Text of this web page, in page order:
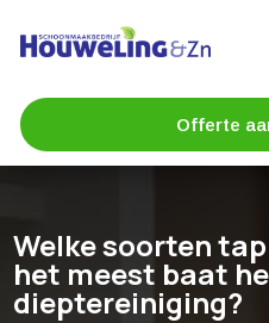
Offerte
Welke soorten
het meest baat
dieptereiniging?